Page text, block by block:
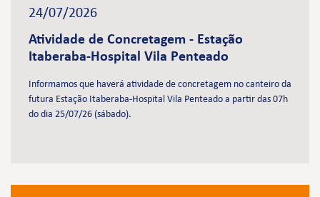
24/07/2026
Atividade de Concretagem - Estação
Itaberaba-Hospital Vila Penteado
Informamos que haverá atividade de concretagem no canteiro da
futura Estação Itaberaba-Hospital Vila Penteado a partir das 07h
do dia 25/07/26 (sábado).